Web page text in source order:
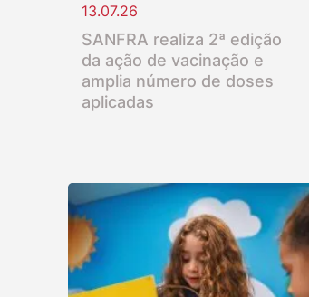
13.07.26
SANFRA realiza 2ª edição
da ação de vacinação e
amplia número de doses
aplicadas